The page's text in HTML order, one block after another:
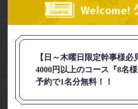
Welcome!
【日～木曜日限定幹事様必
4000円以上のコース『8名
予約で1名分無料！！
完全個室 海鮮と産地鶏の炭火焼
https://uotori-mishima.owst.jp/
お店情報をコピー